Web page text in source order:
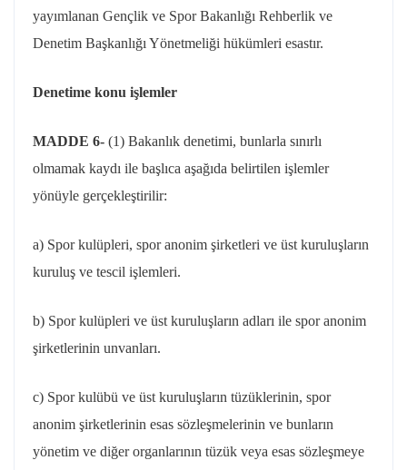
yayımlanan Gençlik ve Spor Bakanlığı Rehberlik ve
Denetim Başkanlığı Yönetmeliği hükümleri esastır.
Denetime konu işlemler
MADDE 6- (1) Bakanlık denetimi, bunlarla sınırlı
olmamak kaydı ile başlıca aşağıda belirtilen işlemler
yönüyle gerçekleştirilir:
a) Spor kulüpleri, spor anonim şirketleri ve üst kuruluşların
kuruluş ve tescil işlemleri.
b) Spor kulüpleri ve üst kuruluşların adları ile spor anonim
şirketlerinin unvanları.
c) Spor kulübü ve üst kuruluşların tüzüklerinin, spor
anonim şirketlerinin esas sözleşmelerinin ve bunların
yönetim ve diğer organlarının tüzük veya esas sözleşmeye